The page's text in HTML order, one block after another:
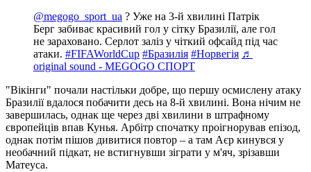
@megogo_sport_ua ? Уже на 3-й хвилині Патрік
Берг забиває красивий гол у сітку Бразилії, але гол
не зараховано. Серлот заліз у чіткий офсайд під час
атаки. #FIFAWorldCup #Бразилія #Норвегія ♬
original sound - MEGOGO СПОРТ
"Вікінги" почали настільки добре, що першу осмислену атаку
Бразилії вдалося побачити десь на 8-й хвилині. Вона нічим не
завершилась, однак ще через дві хвилини в штрафному
європейців впав Кунья. Арбітр спочатку проігнорував епізод,
однак потім пішов дивитися повтор – а там Аєр кинувся у
необачний підкат, не встигнувши зіграти у м'яч, зрізавши
Матеуса.